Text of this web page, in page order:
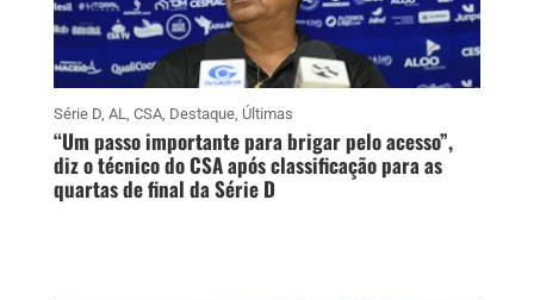
Série D, AL, CSA, Destaque, Últimas
“Um passo importante para brigar pelo acesso”,
diz o técnico do CSA após classificação para as
quartas de final da Série D